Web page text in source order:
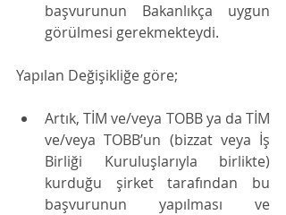
başvurunun Bakanlıkça uygun
görülmesi gerekmekteydi.
Yapılan Değişikliğe göre;
Artık, TİM ve/veya TOBB ya da TİM
ve/veya TOBB’un (bizzat veya İş
Birliği Kuruluşlarıyla birlikte)
kurduğu şirket tarafından bu
başvurunun yapılması ve